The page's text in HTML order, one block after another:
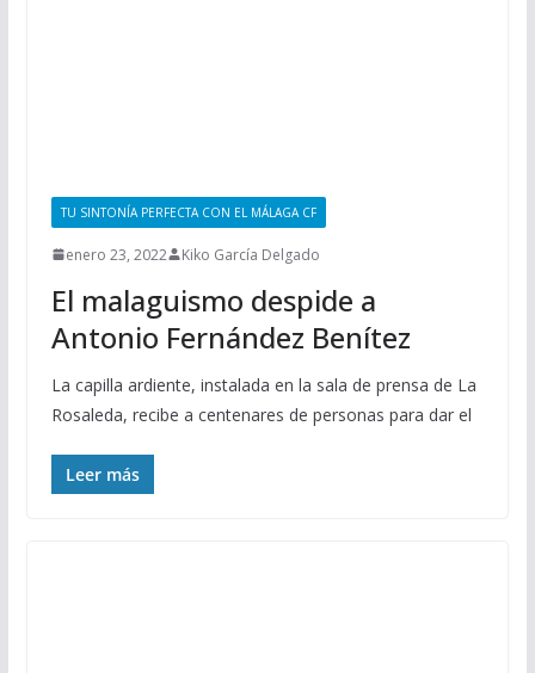
TU SINTONÍA PERFECTA CON EL MÁLAGA CF
enero 23, 2022 Kiko García Delgado
El malaguismo despide a
Antonio Fernández Benítez
La capilla ardiente, instalada en la sala de prensa de La
Rosaleda, recibe a centenares de personas para dar el
Leer más